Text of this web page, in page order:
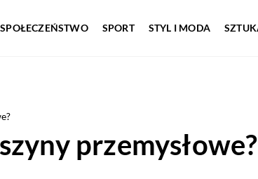
SPOŁECZEŃSTWO SPORT STYL I MODA
przemysłowe?